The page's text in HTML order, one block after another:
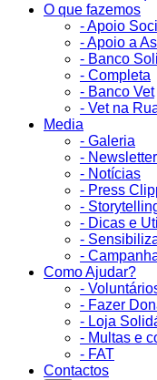
O que fazemos
- Apoio
- Apoio a
- Banco
- Completa
- Banco Vet
- Vet na
Media
- Galeria
-
- Notícias
- Press
-
- Dicas e
-
-
Como Ajudar?
-
- Fazer
- Loja
- Multas e
- FAT
Contactos